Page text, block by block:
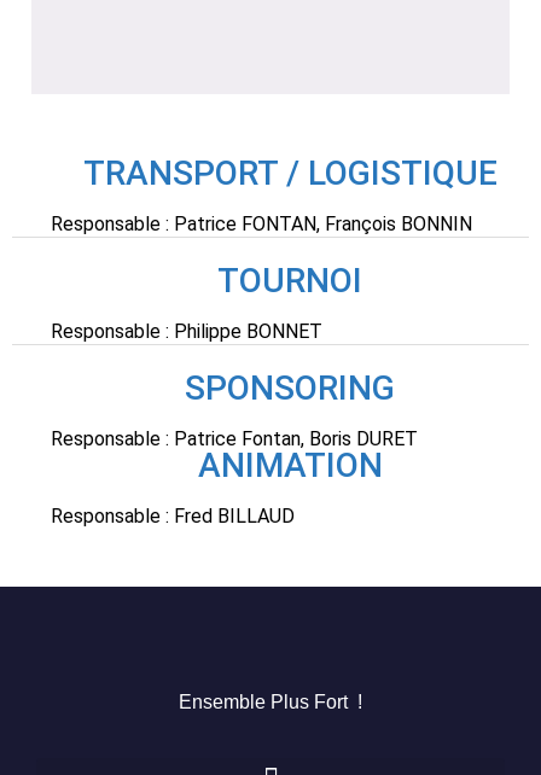
TRANSPORT / LOGISTIQUE
Responsable : Patrice FONTAN, François BONNIN
TOURNOI
Responsable : Philippe BONNET
SPONSORING
Responsable : Patrice Fontan, Boris DURET
ANIMATION
Responsable : Fred BILLAUD
Ensemble Plus Fort !